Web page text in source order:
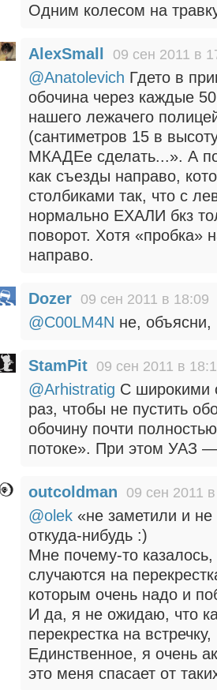
Одним колесом на
AlexSmall 09 сен 2011 в
@Anatolevich Гдето в
обочина через каждые
нашего лежачего
(сантиметров 15 в
МКАДЕе сделать...». А по
как съезды направо,
столбиками так, что с
нормально ЕХАЛИ бкз
поворот. Хотя «пробка»
направо.
Dozer 09 сен 2011 в 18:09
@C00LM4N не, объясни,
StamPit 09 сен 2011 в
@Arhistratig C широкими
раз, чтобы не пустить
обочину почти
потоке». При этом УАЗ
outcoldman 09 сен 2011
@olek «не заметили и
откуда-нибудь :)
Мне почему-то
случаются на
которым очень надо и
И да, я не ожидаю, что
перекрестка на
Единственное, я очень
это меня спасает от